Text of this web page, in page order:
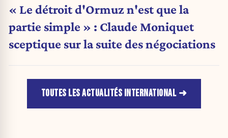
« Le détroit d'Ormuz n'est que la
partie simple » : Claude Moniquet
sceptique sur la suite des négociations
TOUTES LES ACTUALITÉS INTERNATIONAL